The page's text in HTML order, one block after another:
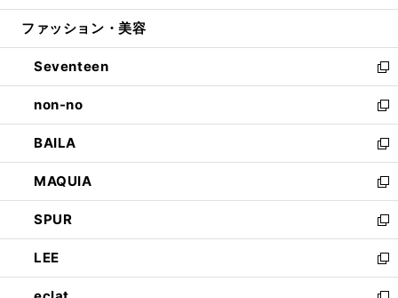
開
ウ
開
く
ン
ウ
で
開
く
ウ
ン
ド
ウ
で
開
く
ファッション・美容
Seventeen
新
し
い
ウ
ィ
ン
ド
ウ
で
開
く
non-no
新
し
い
ウ
ィ
ン
ド
ウ
で
開
BAILA
新
し
い
ウ
ィ
ン
ド
ウ
MAQUIA
新
し
い
ウ
ィ
ン
SPUR
新
し
い
ウ
LEE
新
し